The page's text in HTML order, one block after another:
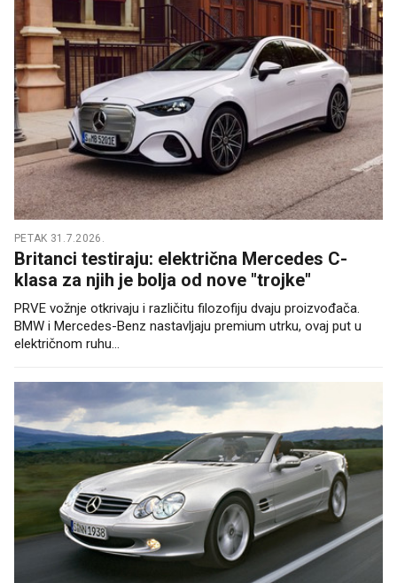
PETAK 31.7.2026.
Britanci testiraju: električna Mercedes C-
klasa za njih je bolja od nove "trojke"
PRVE vožnje otkrivaju i različitu filozofiju dvaju proizvođača.
BMW i Mercedes-Benz nastavljaju premium utrku, ovaj put u
električnom ruhu...